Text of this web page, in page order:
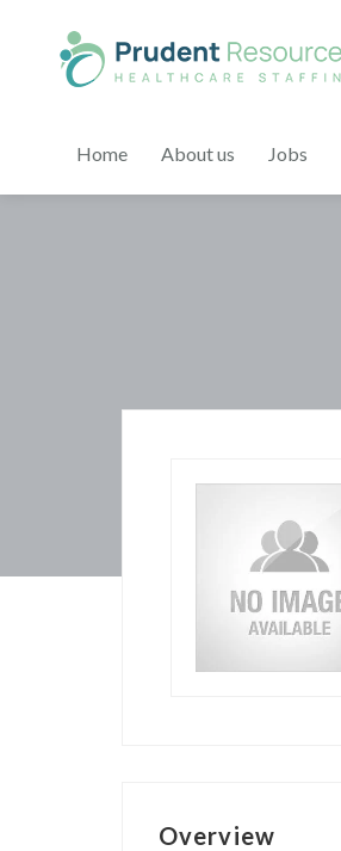
Home About us Jobs
Overview